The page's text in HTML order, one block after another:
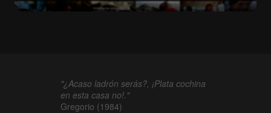
"¿Acaso ladrón serás?, ¡Plata cochina
en esta casa no!."
Gregorio (1984)